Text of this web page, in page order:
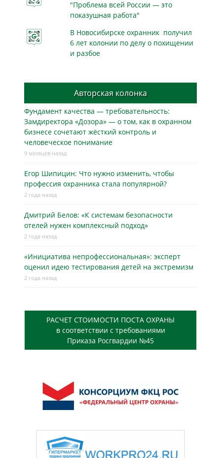
"Проблема всей России — это
показушная работа"
В Новосибирске охранник получил
6 лет колонии по делу о похищении
и разбое
Авторская колонка
Фундамент качества — требовательность:
Замдиректора «Дозора» — о том, как в охранном
бизнесe сочетают жёсткий контроль и
человеческое понимание
9 месяцев назад
Егор Шипицин: Что нужно изменить, чтобы
профессия охранника стала популярной?
2 года назад
Дмитрий Белов: «К системам безопасности
отелей нужен комплексный подход»
2 года назад
«Инициатива непрофессиональная»: эксперт
оценил идею тестирования детей на экстремизм
2 года назад
РАСЧЕТ СТОИМОСТИ ПОСТА ОХРАНЫ
в соответствии с требованиями
Приказа Росгвардии №45